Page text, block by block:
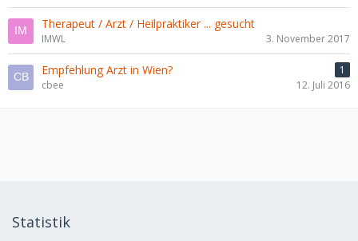
Therapeut / Arzt / Heilpraktiker ... gesucht
IMWL 3. November 2017
Empfehlung Arzt in Wien?
1
cbee
12. Juli 2016
Statistik